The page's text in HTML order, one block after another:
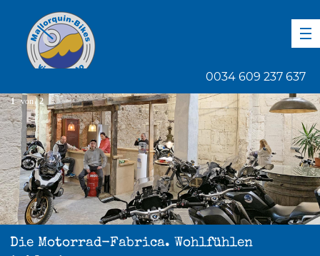
0034 609 237 637
Die Motorrad-Fabrica. Wohlfühlen
1 von 2